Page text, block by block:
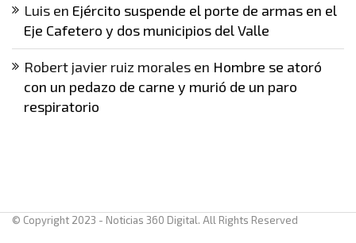
Luis en Ejército suspende el porte de armas en el
Eje Cafetero y dos municipios del Valle
Robert javier ruiz morales en Hombre se atoró
con un pedazo de carne y murió de un paro
respiratorio
© Copyright 2023 - Noticias 360 Digital. All Rights Reserved